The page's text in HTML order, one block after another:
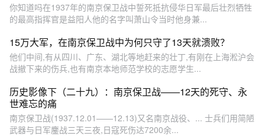
你知道吗在1937年的南京保卫战中誓死抵抗侵华日军最后壮烈牺牲
的最高指挥官是益阳人他的名字叫萧山令当时他身兼...
15万大军，在南京保卫战中为何只守了13天就溃败？
他们中间,有从四川、广东、湖北等地赶来的壮丁,有刚在上海淞沪会
战撤下来的伤兵,也有南京本地师范学校的志愿学生...
历史影像下（二十九）：南京保卫战——12天的死守、永
世难忘的痛
南京保卫战‬(1937.12.01——12.13)又‬名南京战役‬、... 士兵们用简陋
武器与日军鏖战三天三夜,日寇死伤达7200余...